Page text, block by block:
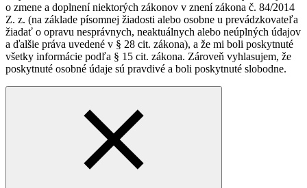
o zmene a doplnení niektorých zákonov v znení zákona č. 84/2014
Z. z. (na základe písomnej žiadosti alebo osobne u prevádzkovateľa
žiadať o opravu nesprávnych, neaktuálnych alebo neúplných údajov
a ďalšie práva uvedené v § 28 cit. zákona), a že mi boli poskytnuté
všetky informácie podľa § 15 cit. zákona. Zároveň vyhlasujem, že
poskytnuté osobné údaje sú pravdivé a boli poskytnuté slobodne.